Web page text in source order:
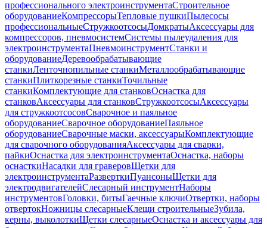
профессионального электроинструментаСтроительное
оборудованиеКомпрессорыТепловые пушкиПылесосы
профессиональныеСтружкоотсосыДомкратыАксессуары для
компрессоров, пневмосистемСистемы пылеудаления для
электроинструментаПневмоинструментСтанки и
оборудованиеДеревообрабатывающие
станкиЛенточнопильные станкиМеталлообрабатывающие
станкиПлиткорезные станкиТочильные
станкиКомплектующие для станковОснастка для
станковАксессуары для станковСтружкоотсосыАксессуары
для стружкоотсосовСварочное и паяльное
оборудованиеСварочное оборудованиеПаяльное
оборудованиеСварочные маски, аксессуарыКомплектующие
для сварочного оборудованияАксессуары для сварки,
пайкиОснастка для электроинструментаОснастка, наборы
оснасткиНасадки для граверовЩетки для
электроинструментаРазверткиПуансоныЩетки для
электродвигателейСлесарный инструментНаборы
инструментовГоловки, битыГаечные ключиОтвертки, наборы
отвертокНожницы слесарныеКлещи строительныеЗубила,
керны, выколоткиЩетки слесарныеОснастка и аксессуары для